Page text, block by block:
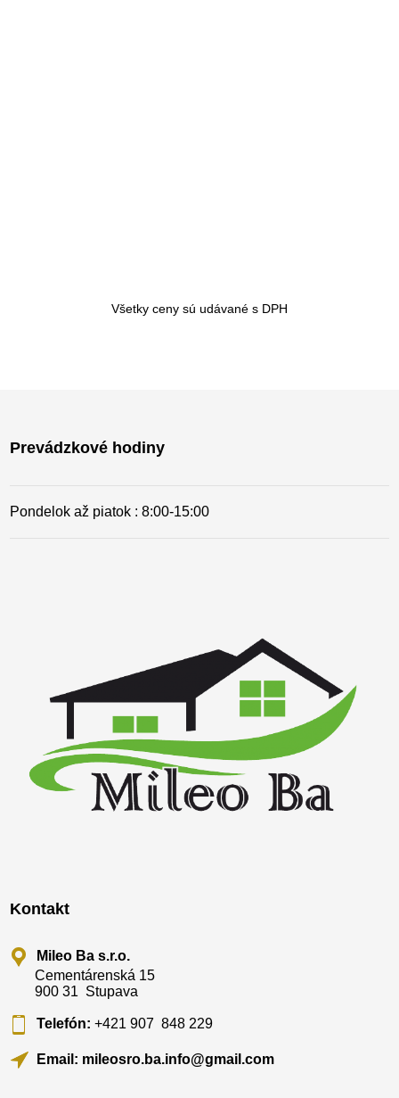
Všetky ceny sú udávané s DPH
Prevádzkové hodiny
Pondelok až piatok : 8:00-15:00
Kontakt
Mileo Ba s.r.o.
Cementárenská 15
900 31 Stupava
Telefón: +421 907 848 229
Email: mileosro.ba.info@gmail.com